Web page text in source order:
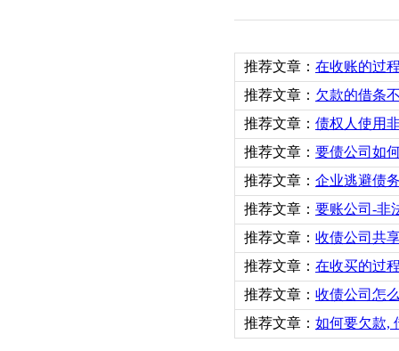
推荐文章： 在收账的过
推荐文章： 欠款的借条
推荐文章： 债权人使用
推荐文章： 要债公司如
推荐文章： 企业逃避债
推荐文章： 要账公司-非
推荐文章： 收债公司共
推荐文章： 在收买的过
推荐文章： 收债公司怎
推荐文章： 如何要欠款,